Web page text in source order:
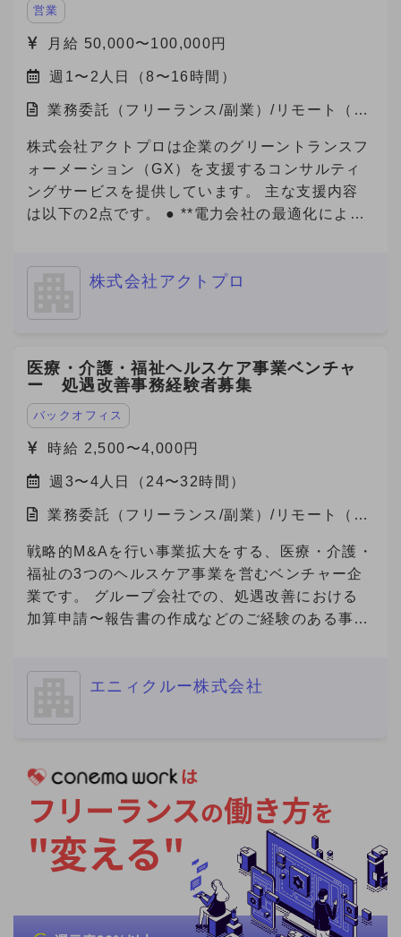
する需要が急拡大しています。 より多くの製造
るため、 セールス組織の拡大・強化のため増員
を検討しています。 【セールスチームの特徴】
の高いメンバーが刺激しあい切磋琢磨していま
す。 また、メンバー（マネジメント未経験）か
らリーダー・マネージャーに昇格したメンバーも
多数在籍しており、挑戦をしたい方へのチャンス
の機会がたくさんあります。 社内ナレッジも豊
ン後の動き方】 ・研修期間あり（最大15時間）
施、商談同席 ※研修期間中も報酬は発生します。
場合は1ヶ月ごとの自動更新制となります。 ※研
修期間の実績により契約終了の可能性あります。
ートアップにおいて、中途人材採用を戦略の立案
から実施までリードいただける方を募集いたしま
す。 ■ご応募（興味あり）にあたり■ 【必須1】
プロフィール（社歴、業務ご経験）詳細をご記載
ください。 【必須2】下記、「副業からの転職」
について、該当する番号をお知らせください。
【必須3】バックグラウンドについても選考の参
考にさせていただいておりますので、大学・学
部・専攻内容も記載してご応募をお願いいたしま
す。 「副業からの転職」について： 数ヶ月〜半
ただける方から優先的に採用させていただく案件
能性「無し」 ② 内容・条件により転職の可能性
転職の可能性「あり」（半年から1年以内程度）
④ 転職を「積極的に検討中」（半年以内） -------
-------------- ※これらの記載がない場合、
施する観点から、大変恐縮ですがご返信できない
ことがありますので、ご協力をお願いいたしま
営業
月給 50,000〜100,000円
週1〜2人日（8〜16時間）
業務委託（フリーランス/副業）/リモート（在
株式会社アクトプロは企業のグリーントランスフ
ォーメーション（GX）を支援するコンサルティ
ングサービスを提供しています。 主な支援内容
は以下の2点です。 ● **電力会社の最適化による
あるコスト削減を実現します。 ● **Jクレジット
ESG評価・脱炭素経営の推進に貢献します。 近
年、GXは「企業の競争力」を左右する重要テー
マとなっており、コスト削減と環境価値の創出を
両立できる点が大きな魅力です。 今回、当社は
これらのサービスにご関心をお持ちの企業様をご
紹介いただけるパートナーを募集しています。
株式会社アクトプロ
医療・介護・福祉ヘルスケア事業ベンチャ
ー 処遇改善事務経験者募集
バックオフィス
時給 2,500〜4,000円
週3〜4人日（24〜32時間）
業務委託（フリーランス/副業）/リモート（在
戦略的M&Aを行い事業拡大をする、医療・介護・
福祉の3つのヘルスケア事業を営むベンチャー企
業です。 グループ会社での、処遇改善における
加算申請〜報告書の作成などのご経験のある事務
あたり■（必須） 必須要件について、具体的なご
ります。
エニィクルー株式会社